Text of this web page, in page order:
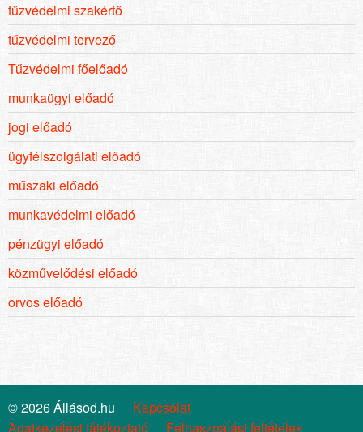
tűzvédelmi szakértő
tűzvédelmi tervező
Tűzvédelmi főelőadó
munkaügyi előadó
jogi előadó
ügyfélszolgálati előadó
műszaki előadó
munkavédelmi előadó
pénzügyi előadó
közművelődési előadó
orvos előadó
© 2026 Állásod.hu
Kapcsolat
Adatkezelési tájékoztató
Felhasználási feltételek